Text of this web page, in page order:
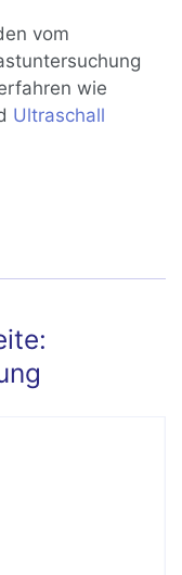
vom
wie
Ultraschall
Kniekehle: